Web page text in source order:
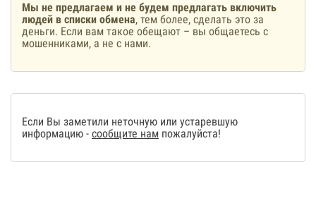
Мы не предлагаем и не будем предлагать включить
людей в списки обмена, тем более, сделать это за
деньги. Если вам такое обещают – вы общаетесь с
мошенниками, а не с нами.
Если Вы заметили неточную или устаревшую
информацию - сообщите нам пожалуйста!